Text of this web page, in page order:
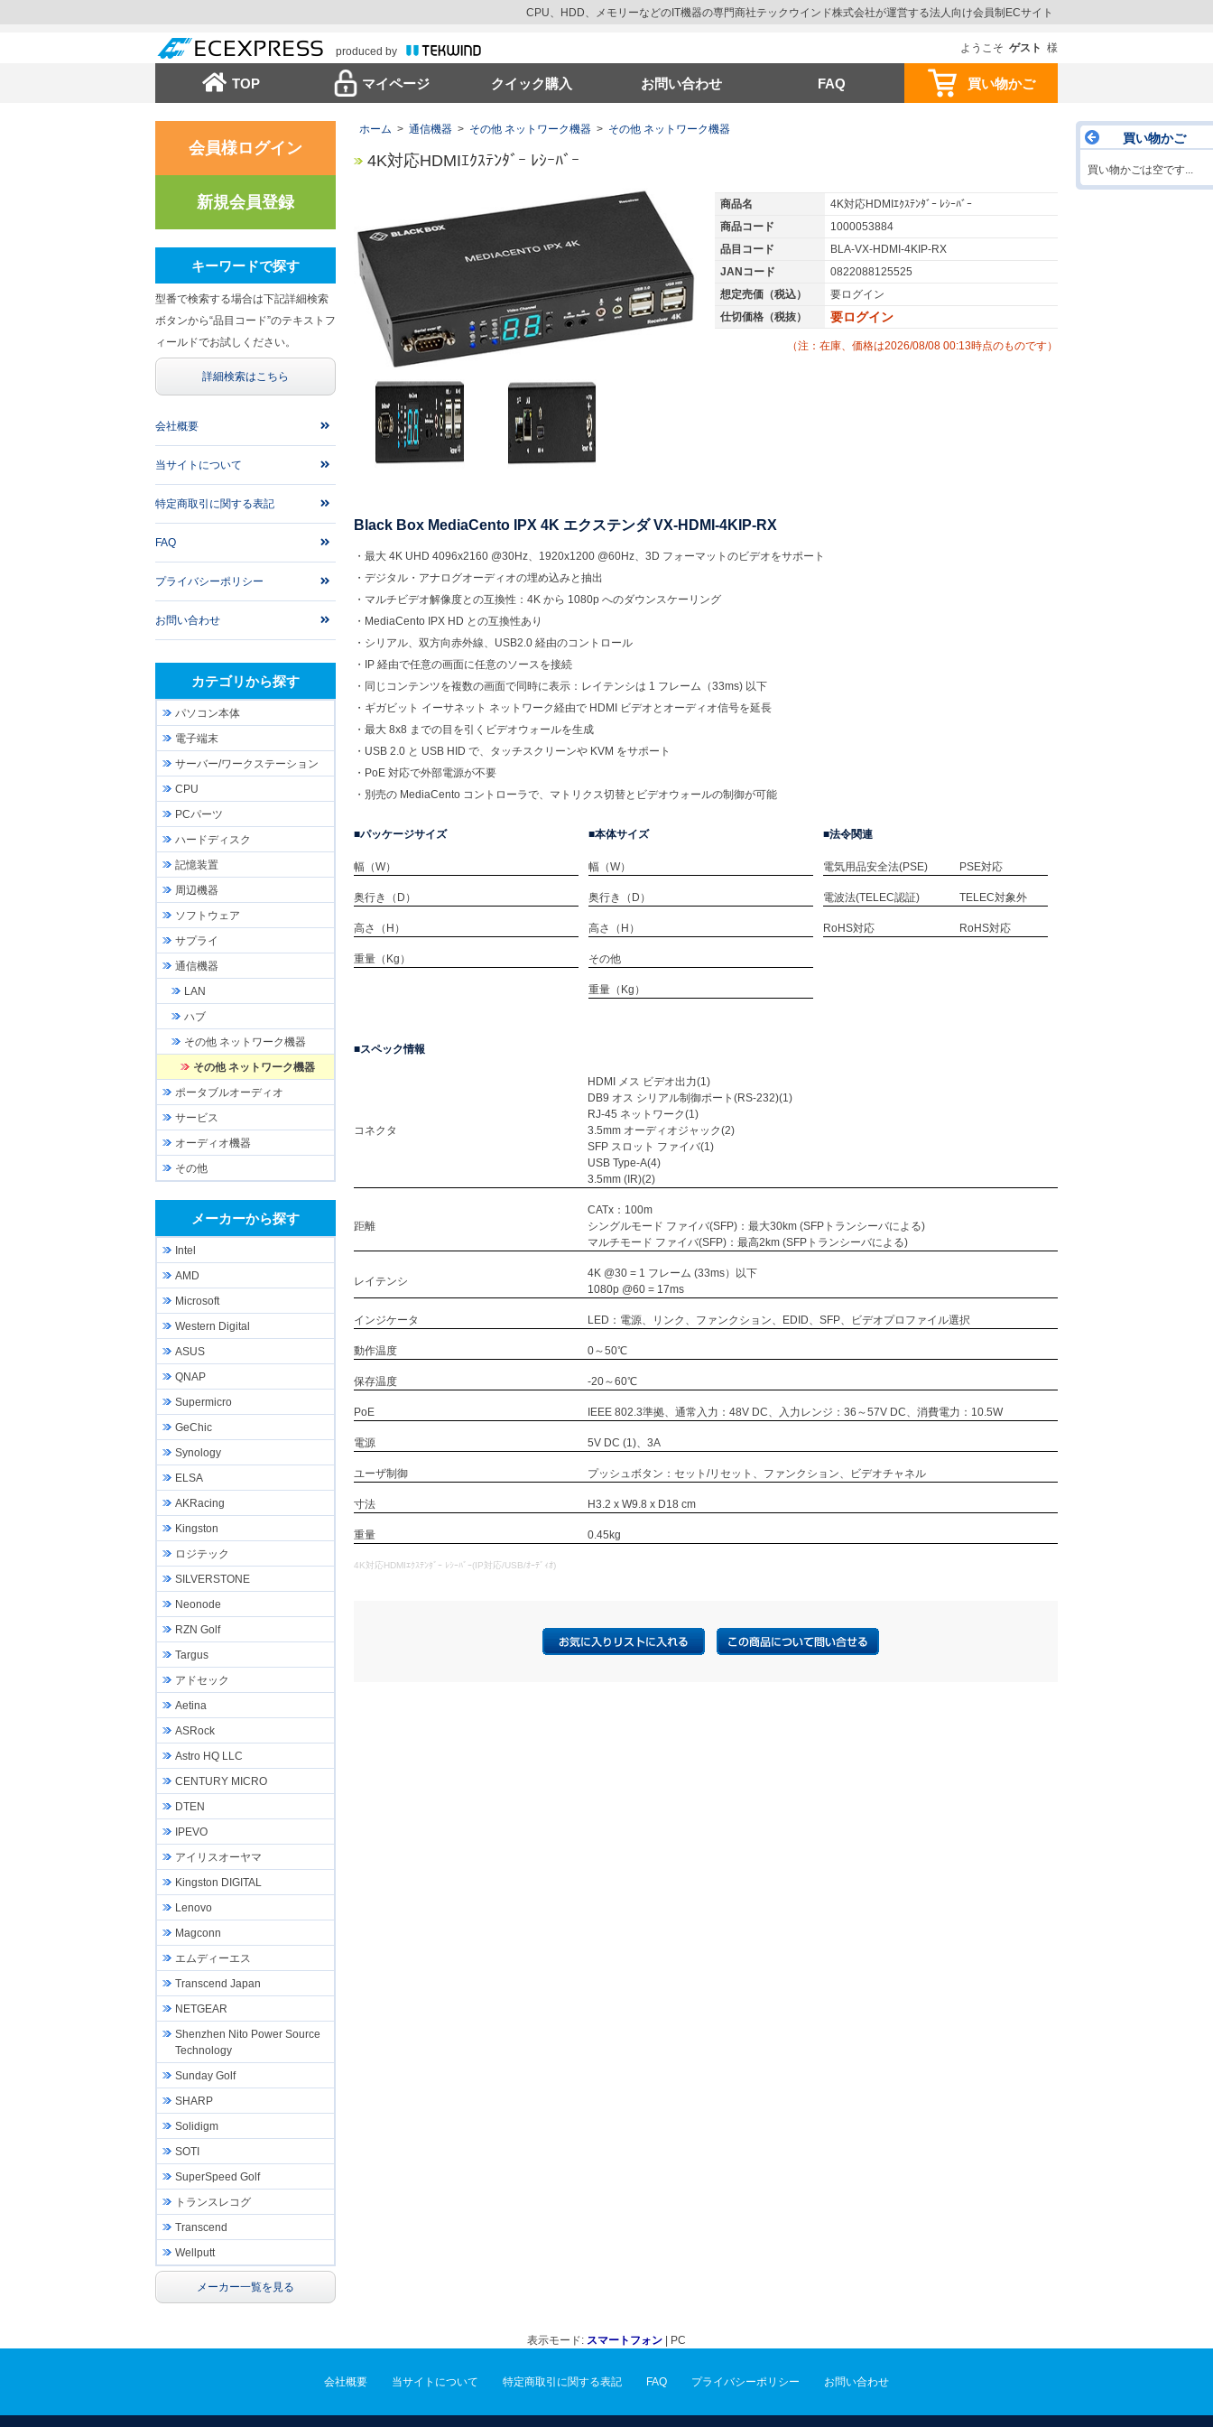
produced by ようこそ ゲスト 様
CPU、HDD、メモリーなどのIT機器の専門商社テックウインド株式会社が運営する法人向け会員制ECサイト
TOP マイページ クイック購入 お問い合わせ FAQ 買い物かご
ホーム > 通信機器 > その他 ネットワーク機器 > その他 ネットワーク機器
4K対応HDMIｴｸｽﾃﾝﾀﾞｰ ﾚｼｰﾊﾞｰ
商品名
4K対応HDMIｴｸｽﾃﾝﾀﾞｰ ﾚｼｰﾊﾞｰ
商品コード
1000053884
品目コード
BLA-VX-HDMI-4KIP-RX
JANコード
0822088125525
想定売価（税込）
要ログイン
仕切価格（税抜）
要ログイン
（注：在庫、価格は2026/08/08 00:13時点のものです）
Black Box MediaCento IPX 4K エクステンダ VX-HDMI-4KIP-RX
・最大 4K UHD 4096x2160 @30Hz、1920x1200 @60Hz、3D フォーマットのビデオをサポート
・デジタル・アナログオーディオの埋め込みと抽出
・マルチビデオ解像度との互換性：4K から 1080p へのダウンスケーリング
・MediaCento IPX HD との互換性あり
・シリアル、双方向赤外線、USB2.0 経由のコントロール
・IP 経由で任意の画面に任意のソースを接続
・同じコンテンツを複数の画面で同時に表示：レイテンシは 1 フレーム（33ms) 以下
・ギガビット イーサネット ネットワーク経由で HDMI ビデオとオーディオ信号を延長
・最大 8x8 までの目を引くビデオウォールを生成
・USB 2.0 と USB HID で、タッチスクリーンや KVM をサポート
・PoE 対応で外部電源が不要
・別売の MediaCento コントローラで、マトリクス切替とビデオウォールの制御が可能
パッケージサイズ
幅（W）
奥行き（D）
高さ（H）
重量（Kg）
本体サイズ
幅（W）
奥行き（D）
高さ（H）
その他
重量（Kg）
法令関連
電気用品安全法(PSE) PSE対応
電波法(TELEC認証) TELEC対象外
RoHS対応 RoHS対応
スペック情報
コネクタ
HDMI メス ビデオ出力(1)
DB9 オス シリアル制御ポート(RS-232)(1)
RJ-45 ネットワーク(1)
3.5mm オーディオジャック(2)
SFP スロット ファイバ(1)
USB Type-A(4)
3.5mm (IR)(2)
距離
CATx：100m
シングルモード ファイバ(SFP)：最大30km (SFPトランシーバによる)
マルチモード ファイバ(SFP)：最高2km (SFPトランシーバによる)
レイテンシ
4K @30 = 1 フレーム (33ms）以下
1080p @60 = 17ms
インジケータ LED：電源、リンク、ファンクション、EDID、SFP、ビデオプロファイル選択
動作温度 0～50℃
保存温度 -20～60℃
PoE IEEE 802.3準拠、通常入力：48V DC、入力レンジ：36～57V DC、消費電力：10.5W
電源 5V DC (1)、3A
ユーザ制御 プッシュボタン：セット/リセット、ファンクション、ビデオチャネル
寸法 H3.2 x W9.8 x D18 cm
重量 0.45kg
4K対応HDMIｴｸｽﾃﾝﾀﾞｰ ﾚｼｰﾊﾞｰ(IP対応/USB/ｵｰﾃﾞｨｵ)
会員様ログイン
新規会員登録
キーワードで探す
型番で検索する場合は下記詳細検索
ボタンから“品目コード”のテキストフ
ィールドでお試しください。
詳細検索はこちら
会社概要
当サイトについて
特定商取引に関する表記
FAQ
プライバシーポリシー
お問い合わせ
カテゴリから探す
パソコン本体
電子端末
サーバー/ワークステーション
CPU
PCパーツ
ハードディスク
記憶装置
周辺機器
ソフトウェア
サプライ
通信機器
LAN
ハブ
その他 ネットワーク機器
その他 ネットワーク機器
ポータブルオーディオ
サービス
オーディオ機器
その他
メーカーから探す
Intel
AMD
Microsoft
Western Digital
ASUS
QNAP
Supermicro
GeChic
Synology
ELSA
AKRacing
Kingston
ロジテック
SILVERSTONE
Neonode
RZN Golf
Targus
アドセック
Aetina
ASRock
Astro HQ LLC
CENTURY MICRO
DTEN
IPEVO
アイリスオーヤマ
Kingston DIGITAL
Lenovo
Magconn
エムディーエス
Transcend Japan
NETGEAR
Shenzhen Nito Power Source
Technology
Sunday Golf
SHARP
Solidigm
SOTI
SuperSpeed Golf
トランスレコグ
Transcend
Wellputt
メーカー一覧を見る
買い物かご
買い物かごは空です...
表示モード: スマートフォン | PC
会社概要 当サイトについて 特定商取引に関する表記 FAQ プライバシーポリシー お問い合わせ